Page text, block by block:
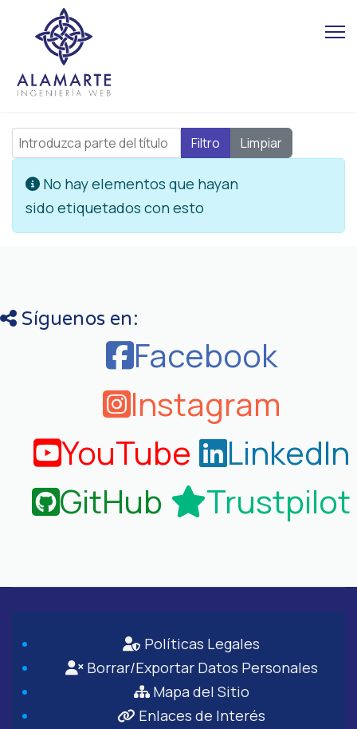
Introduzca parte del título Filtro Limpiar
Información
No hay elementos que hayan
sido etiquetados con esto
Síguenos en:
Facebook
Instagram
YouTube
LinkedIn
GitHub
Trustpilot
Políticas Legales
Borrar/Exportar Datos Personales
Mapa del Sitio
Enlaces de Interés